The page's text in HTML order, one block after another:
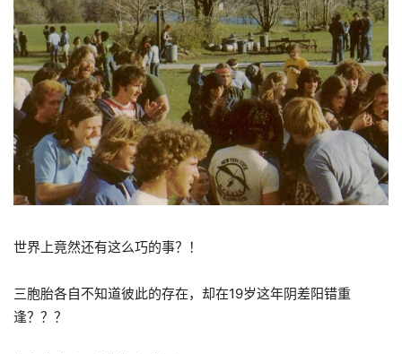
世界上竟然还有这么巧的事？！
三胞胎各自不知道彼此的存在，却在19岁这年阴差阳错重
逢？？？